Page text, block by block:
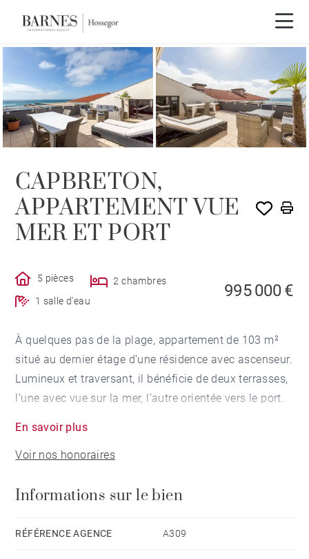
CAPBRETON,
APPARTEMENT VUE
MER ET PORT
5 pièces
2 chambres
1 salle d'eau
995 000 €
À quelques pas de la plage, appartement de 103 m²
situé au dernier étage d’une résidence avec ascenseur.
Lumineux et traversant, il bénéficie de deux terrasses,
l’une avec vue sur la mer, l’autre orientée vers le port.
L’agencement comprend une belle pièce de vie, une
cuisine, deux chambres et une salle d’eau.
Une adresse recherchée permettant un mode de vie
En savoir plus
Voir nos honoraires
Informations sur le bien
RÉFÉRENCE AGENCE A309